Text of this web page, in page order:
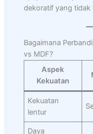
dekoratif yang tidak
Bagaimana
vs MDF?
Aspek
Kekuatan
Kekuatan
lentur
Daya